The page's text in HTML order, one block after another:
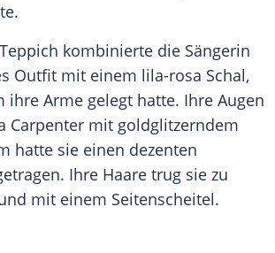
kombinierte die Sängerin
Outfit mit einem lila-rosa Schal,
ihre Arme gelegt hatte. Ihre Augen
Carpenter mit goldglitzerndem
hatte sie einen dezenten
Ihre Haare trug sie zu
mit einem Seitenscheitel.